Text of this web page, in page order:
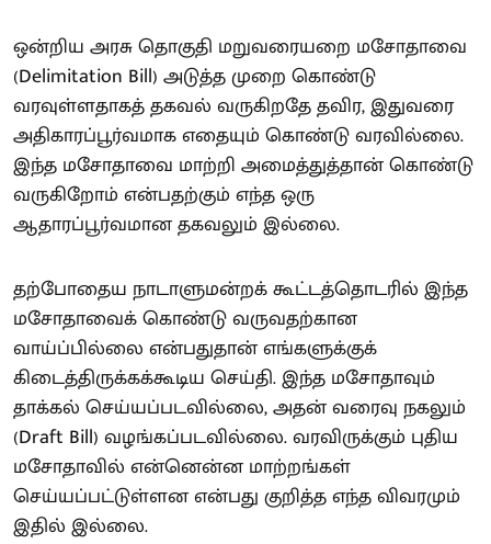
ஒன்றிய அரசு தொகுதி மறுவரையறை மசோதாவை
(Delimitation Bill) அடுத்த முறை கொண்டு
வரவுள்ளதாகத் தகவல் வருகிறதே தவிர, இதுவரை
அதிகாரப்பூர்வமாக எதையும் கொண்டு வரவில்லை.
இந்த மசோதாவை மாற்றி அமைத்துத்தான் கொண்டு
வருகிறோம் என்பதற்கும் எந்த ஒரு
ஆதாரப்பூர்வமான தகவலும் இல்லை.
தற்போதைய நாடாளுமன்றக் கூட்டத்தொடரில் இந்த
மசோதாவைக் கொண்டு வருவதற்கான
வாய்ப்பில்லை என்பதுதான் எங்களுக்குக்
கிடைத்திருக்கக்கூடிய செய்தி. இந்த மசோதாவும்
தாக்கல் செய்யப்படவில்லை, அதன் வரைவு நகலும்
(Draft Bill) வழங்கப்படவில்லை. வரவிருக்கும் புதிய
மசோதாவில் என்னென்ன மாற்றங்கள்
செய்யப்பட்டுள்ளன என்பது குறித்த எந்த விவரமும்
இதில் இல்லை.